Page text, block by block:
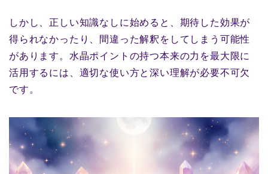
しかし、正しい知識なしに始めると、期待した効果が
得られなかったり、間違った解釈をしてしまう可能性
があります。水晶ポイントの持つ本来の力を最大限に
活用するには、適切な使い方と深い理解が必要不可欠
です。